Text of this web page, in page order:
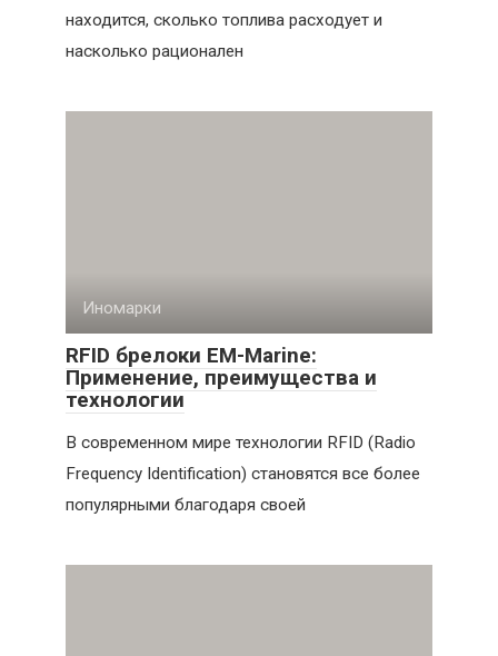
находится, сколько топлива расходует и
насколько рационален
Иномарки
RFID брелоки EM-Marine:
Применение, преимущества и
технологии
В современном мире технологии RFID (Radio
Frequency Identification) становятся все более
популярными благодаря своей